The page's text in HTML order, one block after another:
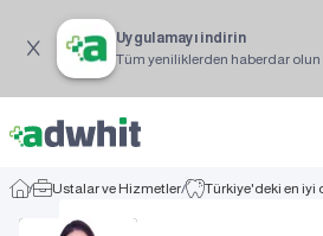
Uygulamayı indirin
Tüm yeniliklerden haberdar olun
/ Ustalar ve Hizmetler/ Türkiye'deki en iyi